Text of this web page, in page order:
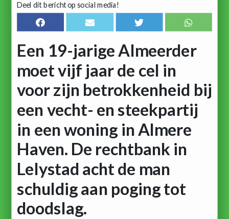
Deel dit bericht op social media!
Een 19-jarige Almeerder
moet vijf jaar de cel in
voor zijn betrokkenheid bij
een vecht- en steekpartij
in een woning in Almere
Haven. De rechtbank in
Lelystad acht de man
schuldig aan poging tot
doodslag.